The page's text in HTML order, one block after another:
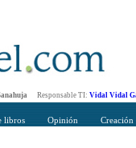
Responsable TI: Vidal Vidal
libros Opinión Creación